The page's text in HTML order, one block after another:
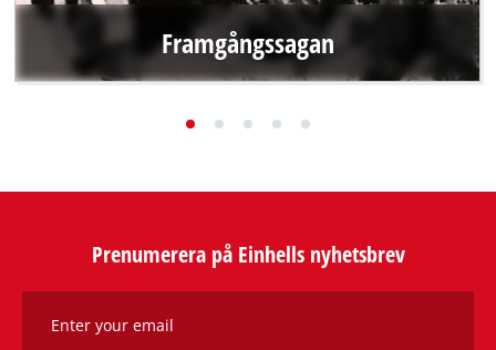
Framgångssagan
När Hans Einhell frågade sin nevö Josef Thannhuber om
entreprenören ingen aning om vilken framgångssaga han
Prenumerera på Einhells nyhetsbrev
Enter your email